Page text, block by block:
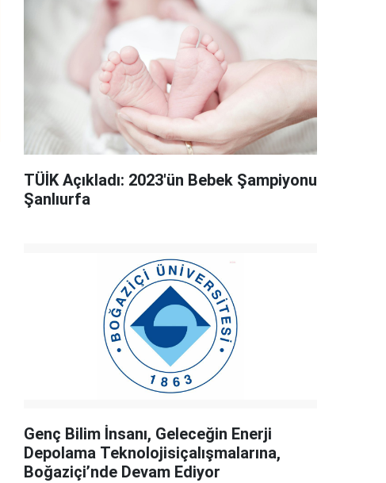
TÜİK Açıkladı: 2023'ün Bebek Şampiyonu
Şanlıurfa
Genç Bilim İnsanı, Geleceğin Enerji
Depolama Teknolojisiçalışmalarına,
Boğaziçi’nde Devam Ediyor